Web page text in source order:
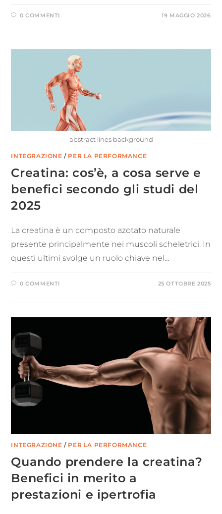
0 COMMENTI 19 MAGGIO 2026
abstract lines background
INTEGRAZIONE / PER LA PERFORMANCE
Creatina: cos’è, a cosa serve e
benefici secondo gli studi del
2025
La creatina è un composto azotato naturale
presente principalmente nei muscoli scheletrici. In
questi ultimi svolge un ruolo chiave nel…
0 COMMENTI 25 OTTOBRE 2025
INTEGRAZIONE / PER LA PERFORMANCE
Quando prendere la creatina?
Benefici in merito a
prestazioni e ipertrofia